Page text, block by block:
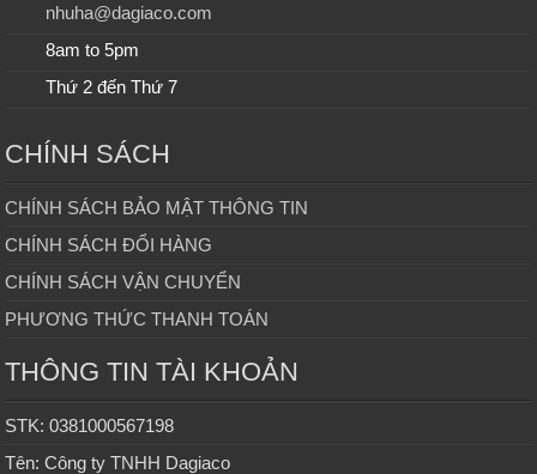
nhuha@dagiaco.com
8am to 5pm
Thứ 2 đến Thứ 7
CHÍNH SÁCH
CHÍNH SÁCH BẢO MẬT THÔNG TIN
CHÍNH SÁCH ĐỔI HÀNG
CHÍNH SÁCH VẬN CHUYỂN
PHƯƠNG THỨC THANH TOÁN
THÔNG TIN TÀI KHOẢN
STK: 0381000567198
Tên: Công ty TNHH Dagiaco